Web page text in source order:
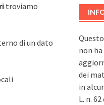
troviamo
di un dato
non
dei
in
L. n.